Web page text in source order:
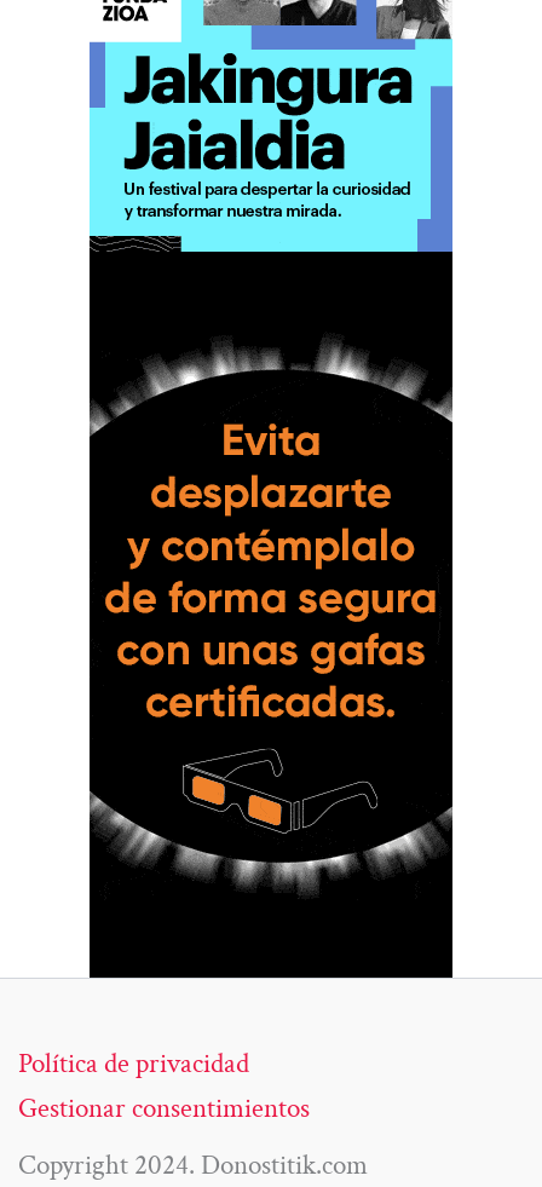
Política de privacidad
Gestionar consentimientos
Copyright 2024. Donostitik.com